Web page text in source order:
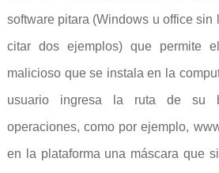
software pitara (Windows u office sin
citar dos ejemplos) que permite
malicioso que se instala en la
usuario ingresa la ruta de su
operaciones, como por ejemplo,
en la plataforma una máscara que